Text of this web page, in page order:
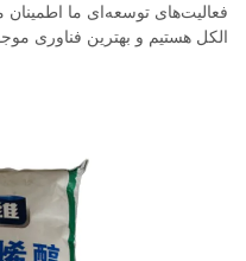
فعالیت‌های توسعه‌ای ما اطمینان
الکل هستیم و بهترین فناوری